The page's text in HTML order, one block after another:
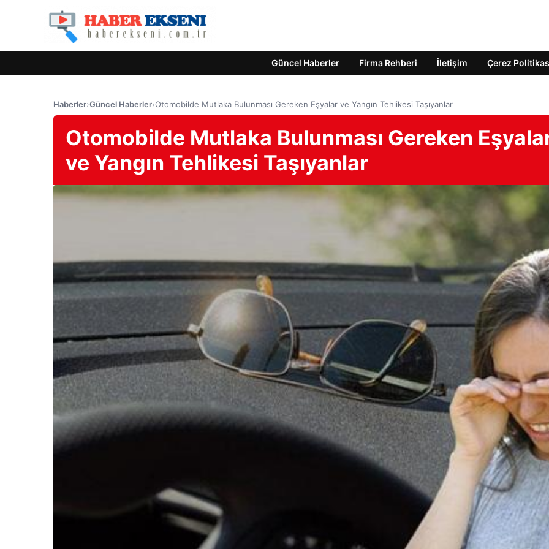
Güncel Haberler Firma Rehberi İletişim Çerez
Haberler›Güncel Haberler›Otomobilde Mutlaka Bulunması Gereken Eşyalar ve Yangın Tehlikesi Taşıyanlar
Otomobilde Mutlaka Bulunması Gereken
ve Yangın Tehlikesi Taşıyanlar